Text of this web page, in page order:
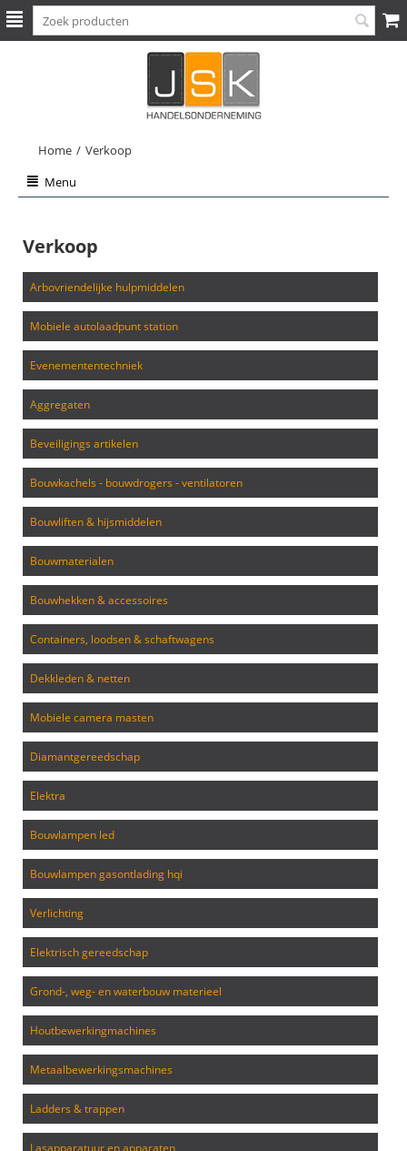
Home / Verkoop
Menu
Verkoop
arbovriendelijke hulpmiddelen
mobiele autolaadpunt station
evenemententechniek
aggregaten
beveiligings artikelen
bouwkachels - bouwdrogers - ventilatoren
bouwliften & hijsmiddelen
bouwmaterialen
bouwhekken & accessoires
containers, loodsen & schaftwagens
dekkleden & netten
mobiele camera masten
diamantgereedschap
elektra
bouwlampen led
bouwlampen gasontlading hqi
verlichting
elektrisch gereedschap
grond-, weg- en waterbouw materieel
houtbewerkingmachines
metaalbewerkingsmachines
ladders & trappen
lasapparatuur en apparaten